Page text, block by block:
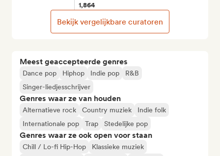
Meest geaccepteerde genres
Dance pop Hiphop Indie pop
R&B
Singer-liedjesschrijver
Genres waar ze van houden
Alternatieve rock Country muziek
Indie folk
Internationale pop
Trap Stedelijke pop
Genres waar ze ook open voor staan
Chill / Lo-fi Hip-Hop
Klassieke muziek
1,864
Bekijk vergelijkbare curatoren